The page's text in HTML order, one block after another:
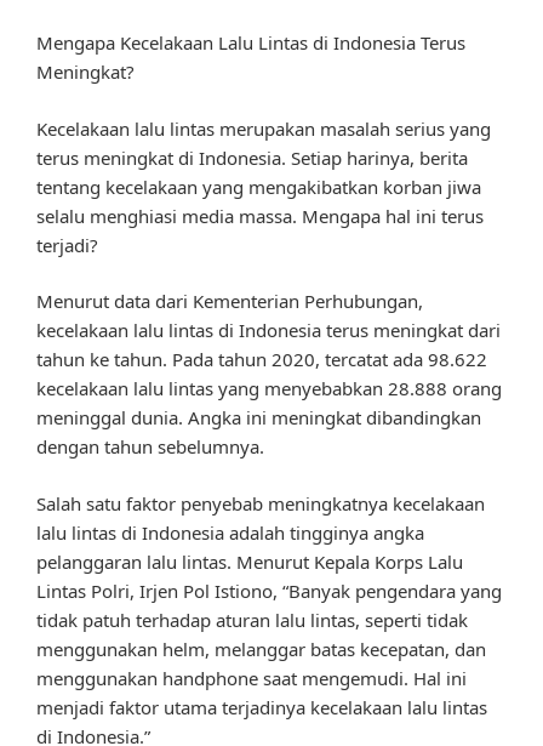
Mengapa Kecelakaan Lalu Lintas di Indonesia Terus
Meningkat?
Kecelakaan lalu lintas merupakan masalah serius yang
terus meningkat di Indonesia. Setiap harinya, berita
tentang kecelakaan yang mengakibatkan korban jiwa
selalu menghiasi media massa. Mengapa hal ini terus
terjadi?
Menurut data dari Kementerian Perhubungan,
kecelakaan lalu lintas di Indonesia terus meningkat dari
tahun ke tahun. Pada tahun 2020, tercatat ada 98.622
kecelakaan lalu lintas yang menyebabkan 28.888 orang
meninggal dunia. Angka ini meningkat dibandingkan
dengan tahun sebelumnya.
Salah satu faktor penyebab meningkatnya kecelakaan
lalu lintas di Indonesia adalah tingginya angka
pelanggaran lalu lintas. Menurut Kepala Korps Lalu
Lintas Polri, Irjen Pol Istiono, “Banyak pengendara yang
tidak patuh terhadap aturan lalu lintas, seperti tidak
menggunakan helm, melanggar batas kecepatan, dan
menggunakan handphone saat mengemudi. Hal ini
menjadi faktor utama terjadinya kecelakaan lalu lintas
di Indonesia.”